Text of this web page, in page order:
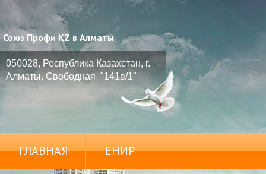
Союз Профи KZ в Алматы
050028, Республика Казахстан, г.
Алматы, Свободная "141в/1"
ГЛАВНАЯ ЕНИР